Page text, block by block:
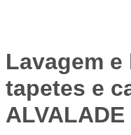
Lavagem
tapetes e
ALVALADE